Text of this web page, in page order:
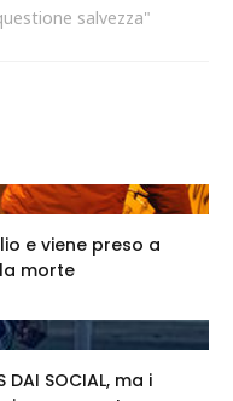
salvezza"
e viene preso a
morte
DAI SOCIAL, ma i